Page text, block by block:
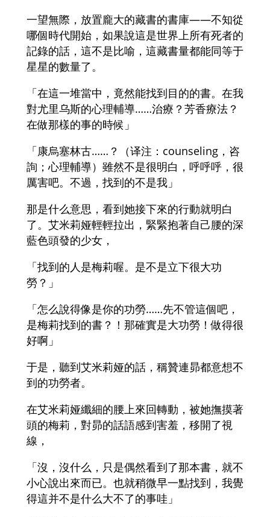
一望無際，放置龐大的藏書的書庫――不知從
哪個時代開始，如果說這是世界上所有死者的
記錄的話，這不是比喻，這藏書量都能同等于
星星的數量了。
「在這一堆當中，竟然能找到目的的書。在我
對尤里乌斯的心理輔導……治療？芳香療法？
在做那樣的事的時候」
「康烏塞林古……？（译注：counseling，咨
詢；心理輔導）雖然不是很明白，呼呼呼，很
厲害吧。不過，找到的不是我」
那是什么意思，看到她接下來的行動就明白
了。艾米莉娅輕輕拉出，緊緊抱著自己腰的深
藍色頭發的少女，
「找到的人是梅莉喔。是不是立下很大功
勞？」
「怎么說得像是你的功勞……先不管這個吧，
是梅莉找到的書？！那確實是大功勞！做得很
好啊」
于是，聽到艾米莉娅的話，稱贊連昴都意想不
到的功勞者。
在艾米莉娅纖細的腰上來回轉動，被她撫摸著
頭的梅莉，對昴的話語感到害羞，移開了視
線，
「沒，沒什么，只是偶然看到了那本書，就不
小心說出來而已。也就稍微早一點找到，我覺
得這并不是什么大不了的事哇」